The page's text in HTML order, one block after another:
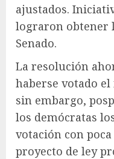
ajustados.
lograron obtener
Senado.
La resolución
haberse votado el
sin embargo,
los demócratas
votación con
proyecto de ley